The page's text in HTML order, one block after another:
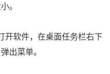
。
开软件，在桌面任务栏右下
出菜单。